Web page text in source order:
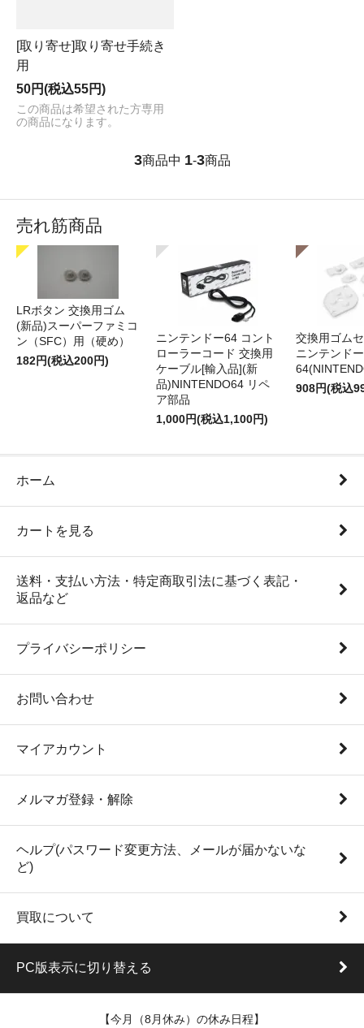
[取り寄せ]取り寄せ手続き
用
50円(税込55円)
この商品は希望された方専用
の商品になります。
3商品中 1-3商品
売れ筋商品
LRボタン 交換用ゴム
(新品)スーパーファミコ
ン（SFC）用（硬め）
182円(税込200円)
ニンテンドー64 コント
ローラーコード 交換用
ケーブル[輸入品](新
品)NINTENDO64 リペ
ア部品
1,000円(税込1,100円)
交換用ゴム
ニンテンドー
908円(税込
ホーム
カートを見る
送料・支払い方法・特定商取引法に基づく表記・
返品など
プライバシーポリシー
お問い合わせ
マイアカウント
メルマガ登録・解除
ヘルプ(パスワード変更方法、メールが届かないな
ど)
買取について
PC版表示に切り替える
【今月（8月休み）の休み日程】